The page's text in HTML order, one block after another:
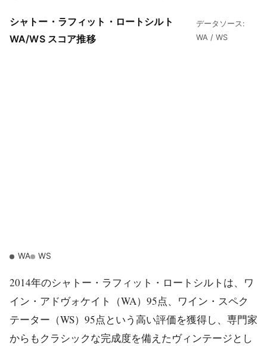
シャトー・ラフィット・ロートシルト
WA/WS スコア推移
データソース:
WA / WS
WA WS
2014年のシャトー・ラフィット・ロートシルトは、ワ
イン・アドヴォケイト（WA）95点、ワイン・スペク
テーター（WS）95点という高い評価を獲得し、専門家
からもクラシックな完成度を備えたヴィンテージとし